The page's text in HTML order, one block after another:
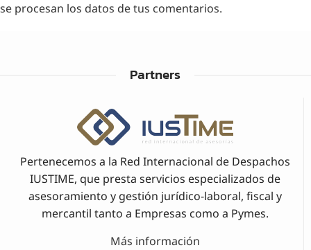
se procesan los datos de tus comentarios.
Partners
Pertenecemos a la Red Internacional de Despachos
IUSTIME, que presta servicios especializados de
asesoramiento y gestión jurídico-laboral, fiscal y
mercantil tanto a Empresas como a Pymes.
Más información